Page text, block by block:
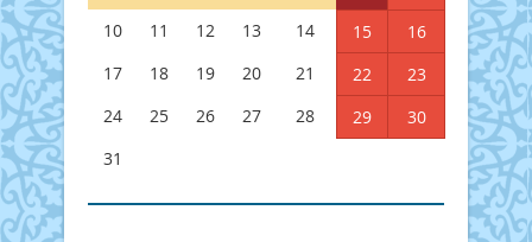
10
11 12 13 14 15
16
17
18 19 20 21 22
23
24
25 26 27 28 29
30
31